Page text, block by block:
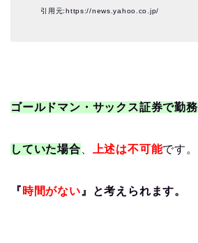
引用元:https://news.yahoo.co.jp/
ゴールドマン・サックス証券で勤務
していた場合 上述は不可能です。
『 時間がない 』と考えられます。